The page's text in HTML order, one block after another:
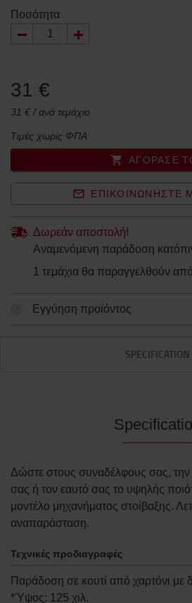
Ποσότητα
31 €
31 € / ανά τεμάχιο
Τιμές χωρίς ΦΠΑ
ΑΓΌΡΑΣΈ
ΕΠΙΚΟΙΝΩΝΉΣΤΕ
Δωρεάν αποστολή!
Αναμενόμενη παράδοση
1 τεμάχια θα παραγγελθούν
Εγγύηση προϊόντος
SPECIFICATION
Δώστε στους συναδέλφους σας, την
σας ή τον εαυτό σας το υψηλής
μοντέλο μηχανήματος στοίβαξης.
αναπαράσταση.
Τεχνικές προδιαγραφές
Παράδοση σε κουτί από χαρτόνι με
*Ύψος: 125 χιλ.